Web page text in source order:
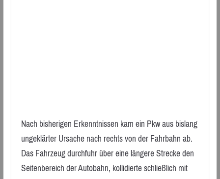
Nach bisherigen Erkenntnissen kam ein Pkw aus bislang
ungeklärter Ursache nach rechts von der Fahrbahn ab.
Das Fahrzeug durchfuhr über eine längere Strecke den
Seitenbereich der Autobahn, kollidierte schließlich mit